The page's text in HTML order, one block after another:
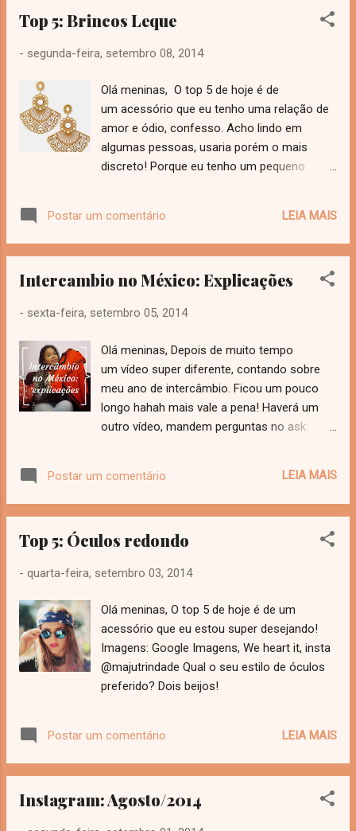
Top 5: Brincos Leque
- segunda-feira, setembro 08, 2014
Olá meninas, O top 5 de hoje é de
um acessório que eu tenho uma relação de
amor e ódio, confesso. Acho lindo em
algumas pessoas, usaria porém o mais
discreto! Porque eu tenho um pequeno
5 de hoje: Imagens tiradas do Google
Imagens e do We heart it. E você já aderiu a
Postar um comentário LEIA MAIS
Intercambio no México: Explicações
- sexta-feira, setembro 05, 2014
Olá meninas, Depois de muito tempo
um vídeo super diferente, contando sobre
meu ano de intercâmbio. Ficou um pouco
longo hahah mais vale a pena! Haverá um
outro vídeo, mandem perguntas no ask:
Postar um comentário LEIA MAIS
Top 5: Óculos redondo
- quarta-feira, setembro 03, 2014
Olá meninas, O top 5 de hoje é de um
acessório que eu estou super desejando!
Imagens: Google Imagens, We heart it, insta
@majutrindade Qual o seu estilo de óculos
preferido? Dois beijos!
Postar um comentário LEIA MAIS
Instagram: Agosto/2014